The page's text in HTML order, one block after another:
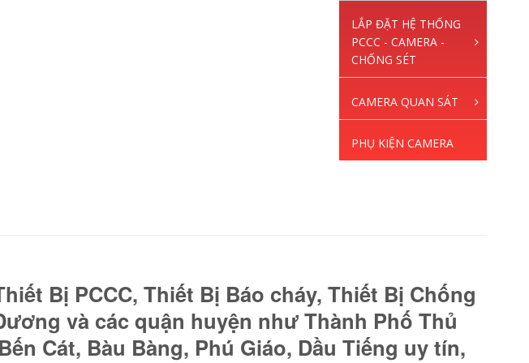
LẮP ĐẶT HỆ THỐNG
PCCC - CAMERA -
CHỐNG SÉT
CAMERA QUAN SÁT
PHỤ KIỆN CAMERA
Bị PCCC, Thiết Bị Báo cháy, Thiết Bị Chống
và các quận huyện như Thành Phố Thủ
Cát, Bàu Bàng, Phú Giáo, Dầu Tiếng uy tín,